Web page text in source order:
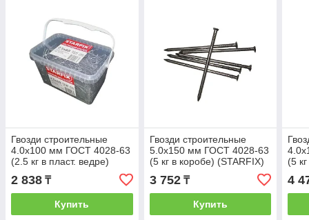
Гвозди строительные
4.0х100 мм ГОСТ 4028-63
(2.5 кг в пласт. ведре)
STARFIX (STARFIX)
(SMB1-65988-25)
2 838 ₸
Купить
Гвозди строительные
5.0х150 мм ГОСТ 4028-63
(5 кг в коробе) (STARFIX)
(SM-38002-5)
3 752₸
Купить
(5
4